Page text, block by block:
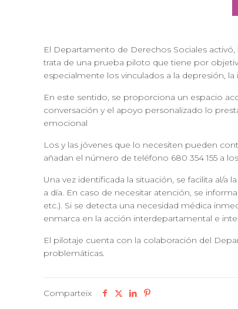
El Departamento de Derechos Sociales activó,
trata de una prueba piloto que tiene por
especialmente los vinculados a la depresión,
En este sentido, se proporciona un espacio
conversación y el apoyo personalizado lo
emocional
Los y las jóvenes que lo necesiten pueden
añadan el número de teléfono 680 354 155 a
Una vez identificada la situación, se facilita al/
a día. En caso de necesitar atención, se
etc.). Si se detecta una necesidad médica
enmarca en la acción interdepartamental e
El pilotaje cuenta con la colaboración del
problemáticas.
Comparteix